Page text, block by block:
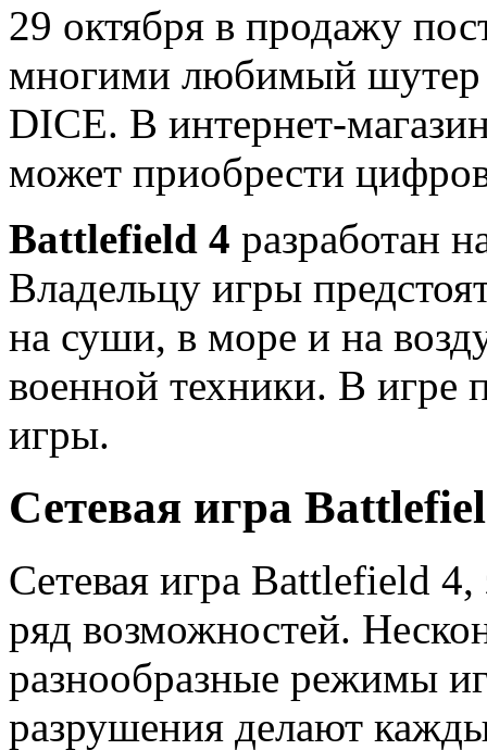
29 октября в продажу
многими любимый шутер
DICE. В интернет-
может приобрести
Battlefield 4 разработан
Владельцу игры
на суши, в море и на
военной техники. В игре
игры.
Сетевая игра
Сетевая игра Battlefield 4,
ряд возможностей.
разнообразные режимы
разрушения делают